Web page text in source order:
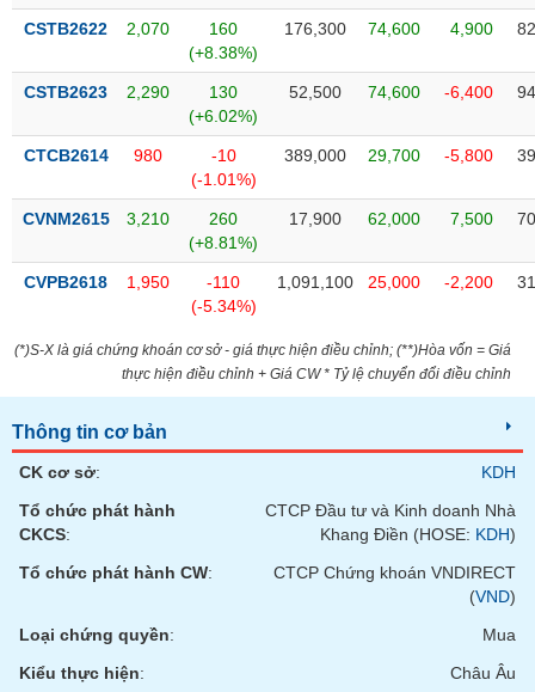
CSTB2622 2,070
160
(+8.38%)
176,300 74,600 4,900
CSTB2623 2,290
130
(+6.02%)
52,500 74,600 -6,400
CTCB2614 980
-10
(-1.01%)
389,000 29,700 -5,800
CVNM2615 3,210
260
(+8.81%)
17,900 62,000 7,500
CVPB2618 1,950
-110
(-5.34%)
1,091,100 25,000 -2,200
(*)S-X là giá chứng khoán cơ sở - giá thực hiện điều chỉnh; (**)Hòa vốn = Giá
thực hiện điều chỉnh + Giá CW * Tỷ lệ chuyển đổi điều chỉnh
Thông tin cơ bản
CK cơ sở:
KDH
Tổ chức phát hành
CKCS:
CTCP Đầu tư và Kinh doanh Nhà
Khang Điền (HOSE: KDH)
Tổ chức phát hành CW:
CTCP Chứng khoán VNDIRECT
(VND)
Loại chứng quyền:
Mua
Kiểu thực hiện: Châu Âu
CHĂM
SÓC
KHỎE
CHÍNH
CÔNG
NGHỆ
THÔNG
DỊCH